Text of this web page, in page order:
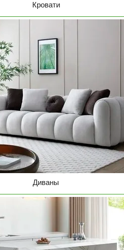
Кровати
Диваны